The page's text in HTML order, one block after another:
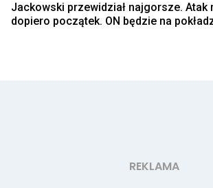
Jackowski przewidział najgorsze. Atak
dopiero początek. ON będzie na